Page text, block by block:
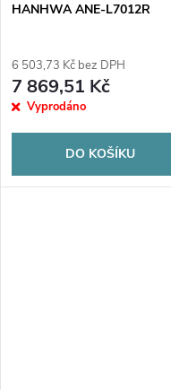
HANHWA ANE-L7012R
6 503,73 Kč bez DPH
7 869,51 Kč
Vyprodáno
DO KOŠÍKU